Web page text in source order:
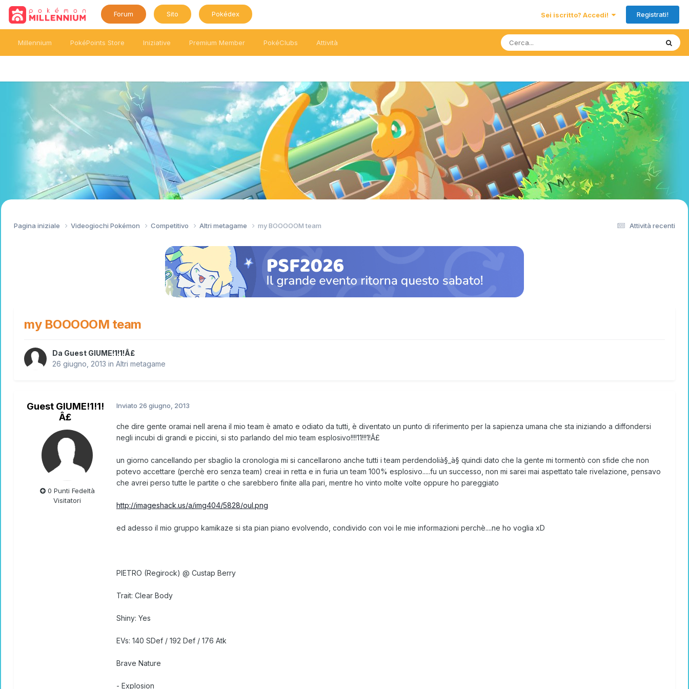
Forum Sito Pokédex Sei iscritto? Accedi! Registrati!
Millennium PokéPoints Store Iniziative Premium Member PokéClubs Attività
Attività recenti
Pagina iniziale Videogiochi Pokémon Competitivo Altri metagame my BOOOOOM team
my BOOOOOM team
Da Guest GIUME!1!1!Â£
26 giugno, 2013 in Altri metagame
Guest GIUME!1!1!
Â£
0 Punti Fedeltà
Visitatori
Inviato 26 giugno, 2013
che dire gente oramai nell arena il mio team è amato e odiato da tutti, è diventato un punto di riferimento per la sapienza umana che sta iniziando a diffondersi
negli incubi di grandi e piccini, si sto parlando del mio team esplosivo!!!!11!!!1!Â£
un giorno cancellando per sbaglio la cronologia mi si cancellarono anche tutti i team perdendolià§_à§ quindi dato che la gente mi tormentò con sfide che non
potevo accettare (perchè ero senza team) creai in retta e in furia un team 100% esplosivo.....fu un successo, non mi sarei mai aspettato tale rivelazione, pensavo
che avrei perso tutte le partite o che sarebbero finite alla pari, mentre ho vinto molte volte oppure ho pareggiato
http://imageshack.us/a/img404/5828/oul.png
ed adesso il mio gruppo kamikaze si sta pian piano evolvendo, condivido con voi le mie informazioni perchè....ne ho voglia xD
PIETRO (Regirock) @ Custap Berry
Trait: Clear Body
Shiny: Yes
EVs: 140 SDef / 192 Def / 176 Atk
Brave Nature
- Explosion